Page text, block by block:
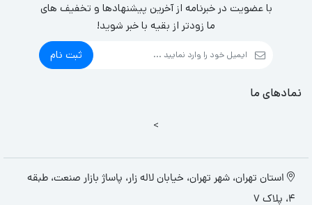
با عضویت در خبرنامه از آخرین پیشنهادها و تخفیف های
ما زودتر از بقیه با خبر شوید!
ثبت نام
نمادهای ما
>
استان تهران، شهر تهران، خیابان لاله زار، پاساژ بازار صنعت، طبقه
4، پلاک 7